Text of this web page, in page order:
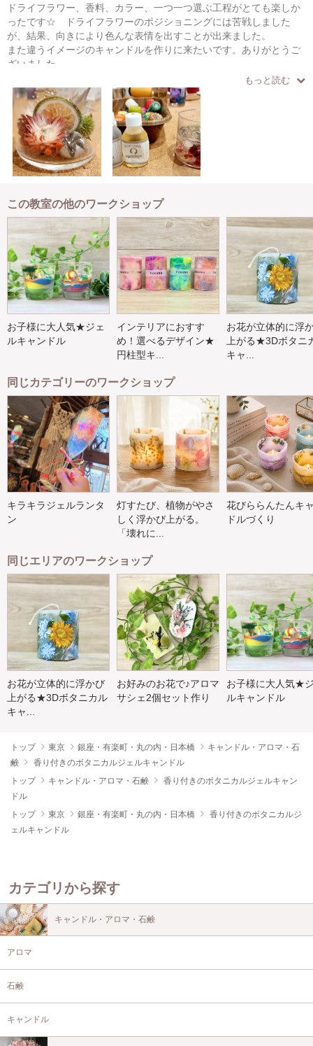
ドライフラワー、香料、カラー、一つ一つ選ぶ工程がとても楽しか
ったです☆ ドライフラワーのポジショニングには苦戦しました
が、結果、向きにより色んな表情を出すことが出来ました。
また違うイメージのキャンドルを作りに来たいです。ありがとうご
ざいました。
もっと読む
この教室の他のワークショップ
お子様に大人気★ジェ
ルキャンドル
インテリアにおすす
め！選べるデザイン★
円柱型キ...
お花が立体的に浮
上がる★3Dボタニ
キャ...
同じカテゴリーのワークショップ
キラキラジェルランタ
ン
灯すたび、植物がやさ
しく浮かび上がる。
「壊れに...
花びららんたんキ
ドルづくり
同じエリアのワークショップ
お花が立体的に浮かび
上がる★3Dボタニカル
キャ...
お好みのお花で♪アロマ
サシェ2個セット作り
お子様に大人気★
ルキャンドル
トップ 東京 銀座・有楽町・丸の内・日本橋
キャンドル・アロマ・石
鹸
香り付きのボタニカルジェルキャンドル
トップ
キャンドル・アロマ・石鹸
香り付きのボタニカルジェルキャン
ドル
トップ
東京 銀座・有楽町・丸の内・日本橋
香り付きのボタニカルジ
ェルキャンドル
カテゴリから探す
キャンドル・アロマ・石鹸
アロマ
石鹸
キャンドル